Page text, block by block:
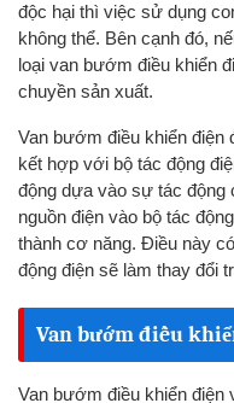
độc hại thì việc sử dụng
không thể. Bên cạnh đó,
loại van bướm điều khiển
chuyền sản xuất.
Van bướm điều khiển
kết hợp với bộ tác động
động dựa vào sự tác động
nguồn điện vào bộ tác
thành cơ năng. Điều này
động điện sẽ làm thay đổi
Van bướm điều
Van bướm điều khiển điện